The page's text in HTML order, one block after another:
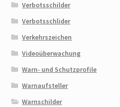
Verbotsschilder
Verbotsschlider
Verkehrszeichen
Videoüberwachung
Warn- und Schutzprofile
Warnaufsteller
Warnschilder